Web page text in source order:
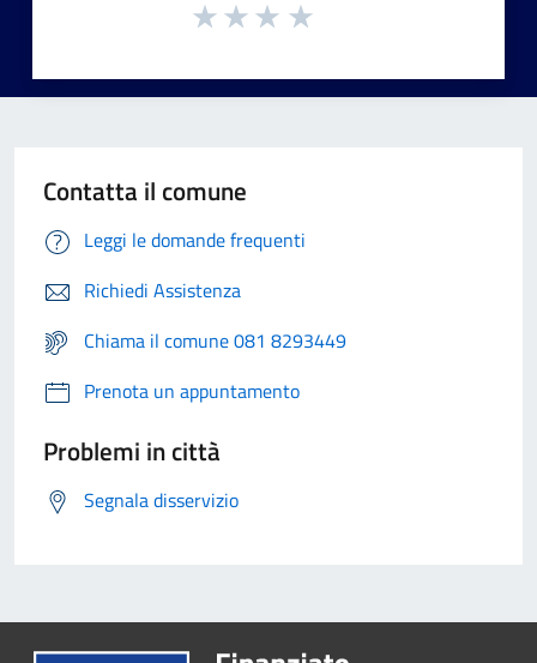
Contatta il comune
Leggi le domande frequenti
Richiedi Assistenza
Chiama il comune 081 8293449
Prenota un appuntamento
Problemi in città
Segnala disservizio